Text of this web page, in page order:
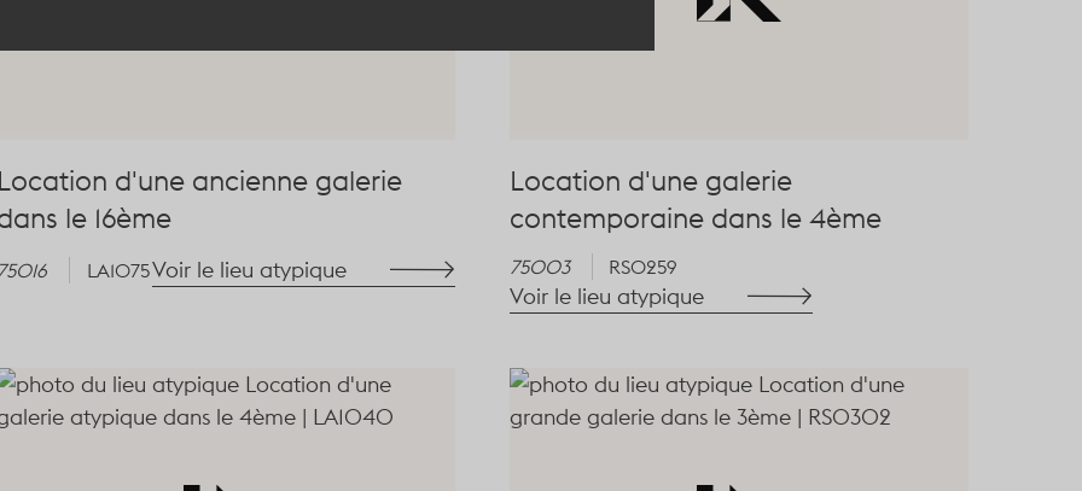
Location d'une ancienne galerie
le 16ème
75016 LA1075Voir le lieu atypique
Location d'une galerie
contemporaine dans le 4ème
75003 RS0259
Voir le lieu atypique